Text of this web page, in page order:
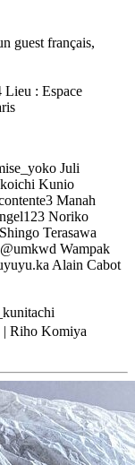
guest français,
Lieu : Espace
Juli
Kunio
Manah
Noriko
Terasawa
Wampak
Alain Cabot
Riho Komiya